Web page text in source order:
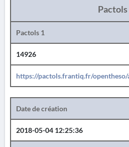
Pactols
Pactols 1
14926
https://pactols.frantiq.fr/
Date de création
2018-05-04 12:25:36